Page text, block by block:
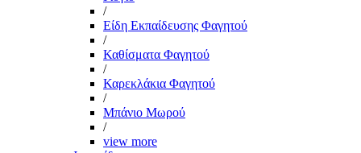
/
Είδη Εκπαίδευσης Φαγητού
/
Καθίσματα Φαγητού
/
Καρεκλάκια Φαγητού
/
Μπάνιο Μωρού
/
view more